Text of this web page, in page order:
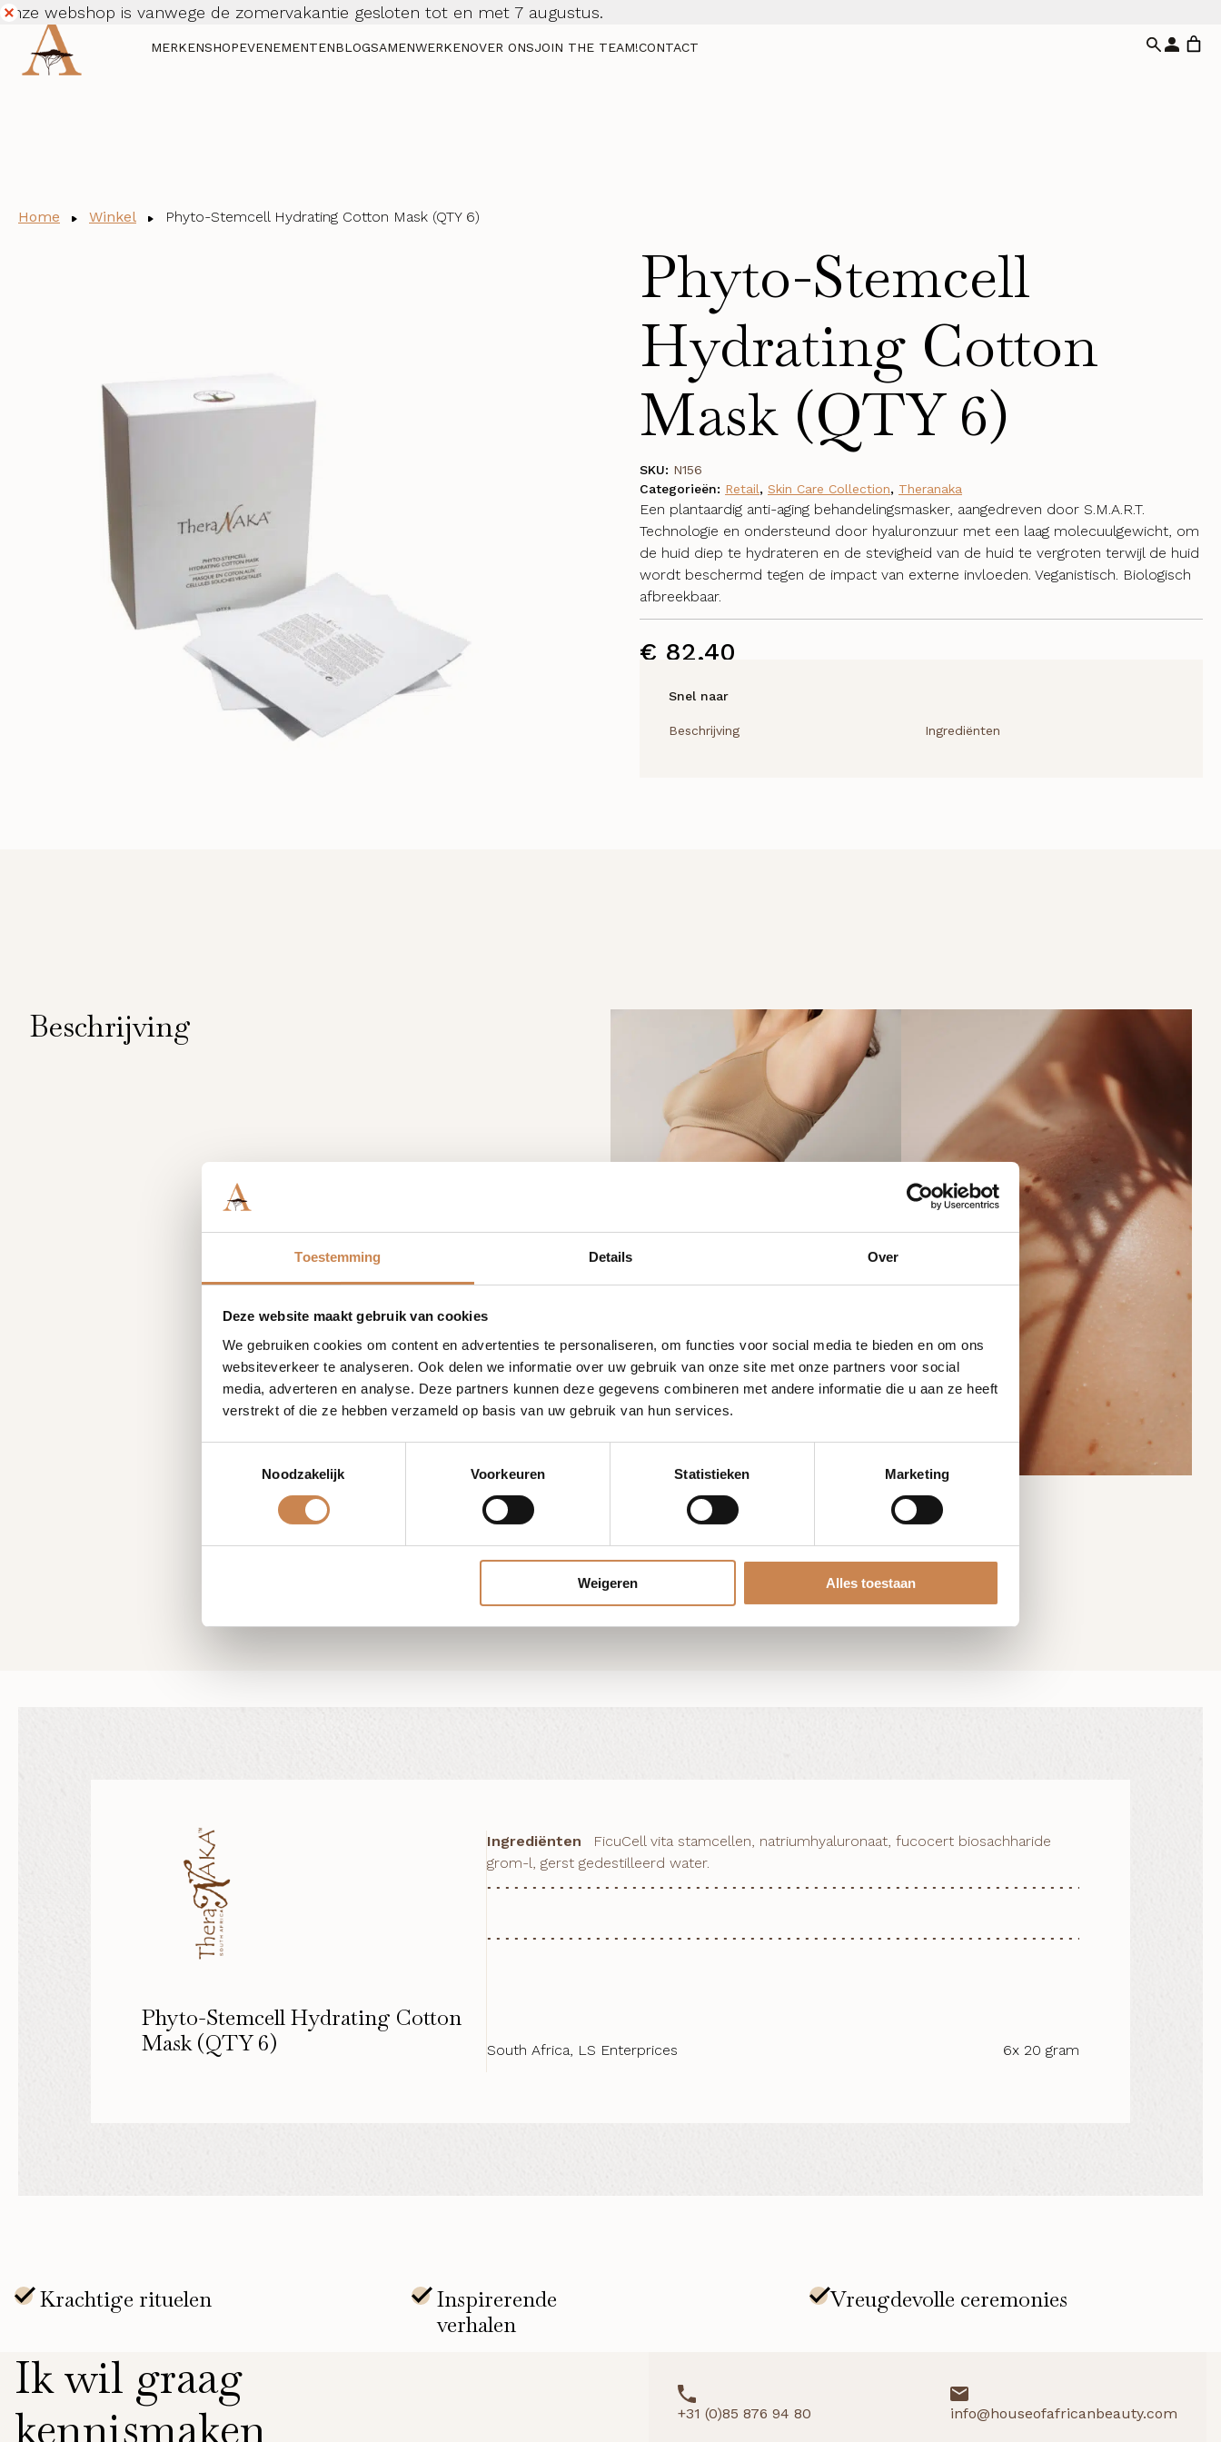
Toestemming Details Over
Deze website maakt gebruik van cookies
We gebruiken cookies om content en advertenties te personaliseren, om functies voor social media te bieden en om ons
websiteverkeer te analyseren. Ook delen we informatie over uw gebruik van onze site met onze partners voor social
media, adverteren en analyse. Deze partners kunnen deze gegevens combineren met andere informatie die u aan ze heeft
verstrekt of die ze hebben verzameld op basis van uw gebruik van hun services.
Noodzakelijk
Voorkeuren Statistieken Marketing
Weigeren Alles toestaan
Onze webshop is vanwege de zomervakantie gesloten tot en met 7 augustus.
Dismiss
MERKENSHOPEVENEMENTENBLOGSAMENWERKENOVER ONSJOIN THE TEAM!CONTACT
Home Winkel Phyto-Stemcell Hydrating Cotton Mask (QTY 6)
Phyto-Stemcell
Hydrating Cotton
Mask (QTY 6)
€ 82,40
Snel naar
Beschrijving Ingrediënten
Een plantaardig anti-aging behandelingsmasker, aangedreven door S.M.A.R.T.
Technologie en ondersteund door hyaluronzuur met een laag molecuulgewicht, om
de huid diep te hydrateren en de stevigheid van de huid te vergroten terwijl de huid
wordt beschermd tegen de impact van externe invloeden. Veganistisch. Biologisch
afbreekbaar.
SKU: N156
Categorieën: Retail, Skin Care Collection, Theranaka
Beschrijving
Phyto-Stemcell Hydrating Cotton
Mask (QTY 6)
Ingrediënten
FicuCell vita stamcellen, natriumhyaluronaat, fucocert biosachharide
grom-l, gerst gedestilleerd water.
South Africa, LS Enterprices 6x 20 gram
Ik wil graag
kennismaken
+31 (0)85 876 94 80 info@houseofafricanbeauty.com